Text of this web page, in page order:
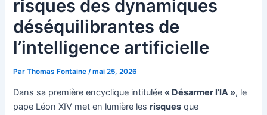
risques des dynamiques
déséquilibrantes de
l’intelligence artificielle
ParThomas Fontaine /mai 25, 2026
Dans sa première encyclique intitulée « Désarmer l’IA », le
pape Léon XIV met en lumière lesrisques que